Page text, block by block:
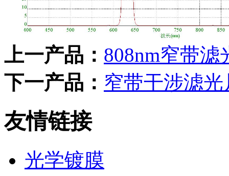
上一产品： 808nm窄带滤
下一产品： 窄带干涉滤光
友情链接
光学镀膜